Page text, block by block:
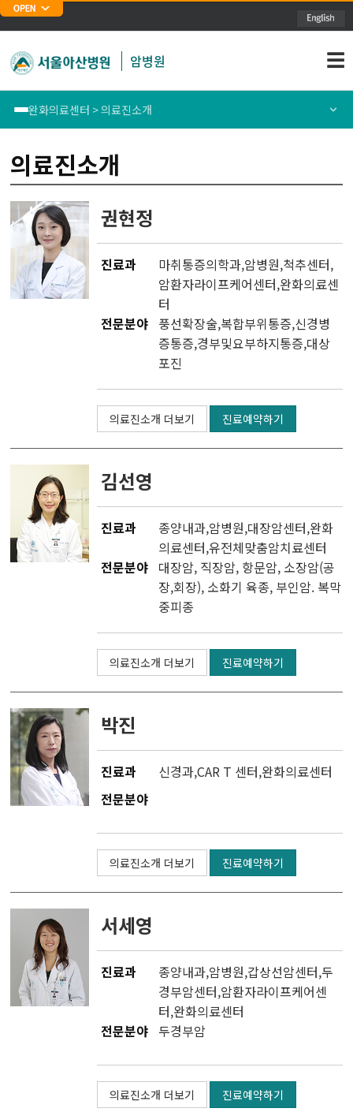
주메뉴 바로가기
본문 바로가기
암병원 ☰
완화의료센터 > 의료진소개
위암센터
식도암센터
대장암센터
비뇨기암센터
혈액암ㆍ골수이식센터
유전체맞춤암치료센터
CAR T 센터
테라노스틱스센터
암환자라이프케어센터
갑상선암센터
의료진소개
연명의료결정제도
관련자료
의료진소개
권현정
진료과 마취통증의학과,암병원,척추센터,
암환자라이프케어센터,완화의료센
터
전문분야 풍선확장술,복합부위통증,신경병
증통증,경부및요부하지통증,대상
포진
의료진소개 더보기 진료예약하기
김선영
진료과 종양내과,암병원,대장암센터,완화
의료센터,유전체맞춤암치료센터
전문분야 대장암, 직장암, 항문암, 소장암(공
장,회장), 소화기 육종, 부인암. 복막
중피종
의료진소개 더보기 진료예약하기
박진
진료과 신경과,CAR T 센터,완화의료센터
전문분야
의료진소개 더보기 진료예약하기
서세영
진료과 종양내과,암병원,갑상선암센터,두
경부암센터,암환자라이프케어센
터,완화의료센터
전문분야 두경부암
의료진소개 더보기 진료예약하기